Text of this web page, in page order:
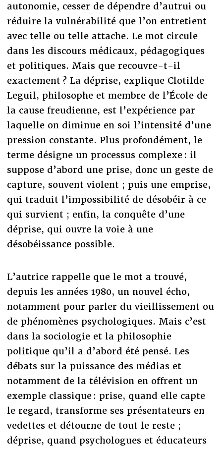
autonomie, cesser de dépendre d’autrui ou
réduire la vulnérabilité que l’on entretient
avec telle ou telle attache. Le mot circule
dans les discours médicaux, pédagogiques
et politiques. Mais que recouvre-t-il
exactement ? La déprise, explique Clotilde
Leguil, philosophe et membre de l’École de
la cause freudienne, est l’expérience par
laquelle on diminue en soi l’intensité d’une
pression constante. Plus profondément, le
terme désigne un processus complexe : il
suppose d’abord une prise, donc un geste de
capture, souvent violent ; puis une emprise,
qui traduit l’impossibilité de désobéir à ce
qui survient ; enfin, la conquête d’une
déprise, qui ouvre la voie à une
désobéissance possible.
L’autrice rappelle que le mot a trouvé,
depuis les années 1980, un nouvel écho,
notamment pour parler du vieillissement ou
de phénomènes psychologiques. Mais c’est
dans la sociologie et la philosophie
politique qu’il a d’abord été pensé. Les
débats sur la puissance des médias et
notamment de la télévision en offrent un
exemple classique : prise, quand elle capte
le regard, transforme ses présentateurs en
vedettes et détourne de tout le reste ;
déprise, quand psychologues et éducateurs